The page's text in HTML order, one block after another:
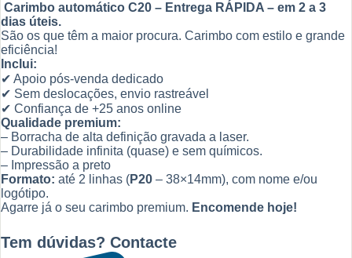
Carimbo automático C20 – Entrega RÁPIDA – em 2 a 3
dias úteis.
São os que têm a maior procura. Carimbo com estilo e grande
eficiência!
Inclui:
✔ Apoio pós-venda dedicado
✔ Sem deslocações, envio rastreável
✔ Confiança de +25 anos online
Qualidade premium:
– Borracha de alta definição gravada a laser.
– Durabilidade infinita (quase) e sem químicos.
– Impressão a preto
Formato: até 2 linhas (P20 – 38×14mm), com nome e/ou
logótipo.
Agarre já o seu carimbo premium. Encomende hoje!
Tem dúvidas? Contacte